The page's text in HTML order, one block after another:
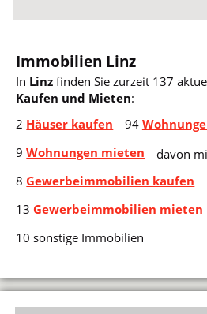
Immobilien Linz
In Linz finden Sie zurzeit 137
Kaufen und Mieten:
2 Häuser kaufen 94
9Wohnungen mieten
8Gewerbeimmobilien kaufen
13Gewerbeimmobilien mieten
10 sonstige Immobilien
davon